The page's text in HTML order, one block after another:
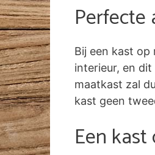
Bij een kast op
interieur, en
maatkast zal
kast geen
Een